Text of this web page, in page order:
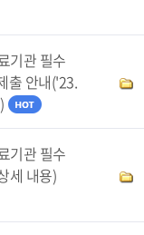
기관 필수
출 안내('23.
기관 필수
세 내용)